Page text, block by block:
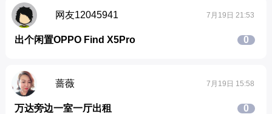
网友12045941 7月19日 21:53
出个闲置OPPO Find X5Pro 0
蔷薇 7月19日 15:58
万达旁边一室一厅出租 0